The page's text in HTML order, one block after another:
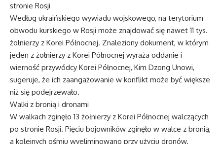
stronie Rosji
Według ukraińskiego wywiadu wojskowego, na terytorium
obwodu kurskiego w Rosji może znajdować się nawet 11 tys.
żołnierzy z Korei Północnej. Znaleziony dokument, w którym
jeden z żołnierzy z Korei Północnej wyraża oddanie i
wierność przywódcy Korei Północnej, Kim Dzong Unowi,
sugeruje, że ich zaangażowanie w konflikt może być większe
niż się podejrzewało.
Walki z bronią i dronami
W walkach zginęło 13 żołnierzy z Korei Północnej walczących
po stronie Rosji. Pięciu bojowników zginęło w walce z bronią,
a kolejnych ośmiu wyeliminowano przy użyciu dronów.